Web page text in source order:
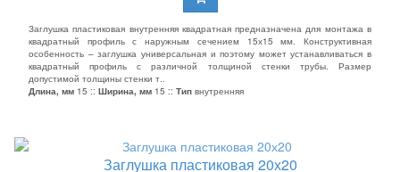
Заглушка пластиковая внутренняя квадратная предназначена для монтажа в
квадратный профиль с наружным сечением 15х15 мм. Конструктивная
особенность – заглушка универсальная и поэтому может устанавливаться в
квадратный профиль с различной толщиной стенки трубы. Размер
допустимой толщины стенки т..
Длина, мм 15 :: Ширина, мм 15 :: Тип внутренняя
Заглушка пластиковая 20х20